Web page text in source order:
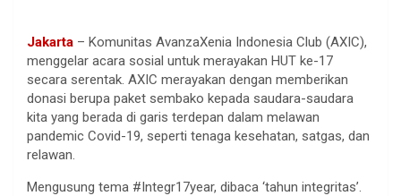
Jakarta – Komunitas AvanzaXenia Indonesia Club (AXIC),
menggelar acara sosial untuk merayakan HUT ke-17
secara serentak. AXIC merayakan dengan memberikan
donasi berupa paket sembako kepada saudara-saudara
kita yang berada di garis terdepan dalam melawan
pandemic Covid-19, seperti tenaga kesehatan, satgas, dan
relawan.
Mengusung tema #Integr17year, dibaca ‘tahun integritas’.